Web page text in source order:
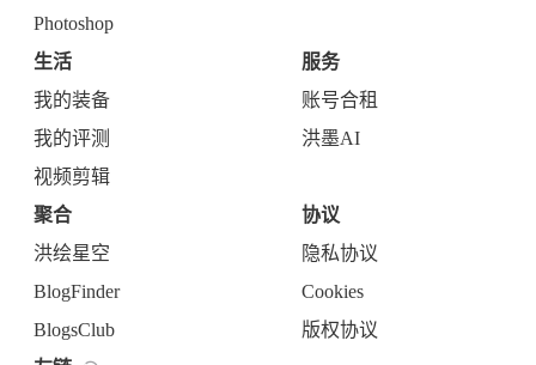
Photoshop
生活
我的装备
我的评测
视频剪辑
服务
账号合租
洪墨AI
聚合
洪绘星空
BlogFinder
BlogsClub
协议
隐私协议
Cookies
版权协议